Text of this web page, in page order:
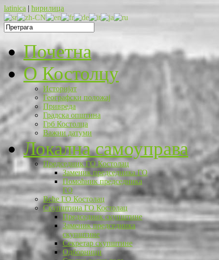
latinica | ћирилица
Почетна
O Костолцу
Историјат
Географски положај
Привреда
Градска општина
Грб Костолца
Важни датуми
Локална самоуправа
Председник ГО Костолац
Заменик председника ГО
Помоћник председника
ГО
Веће ГО Костолац
Скупштина ГО Костолац
Председник скупштине
Заменик председника
скупштине
Секретар скупштине
Одборници